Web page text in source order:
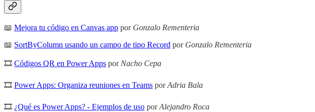
📖 Mejora tu código en Canvas app por Gonzalo Rementeria
📖 SortByColumn usando un campo de tipo Record por Gonzalo Rementeria
🎞 Códigos QR en Power Apps porNacho Cepa
🎞 Power Apps: Organiza reuniones en Teams porAdria Bala
🎞 ¿Qué es Power Apps? - Ejemplos de uso porAlejandro Roca